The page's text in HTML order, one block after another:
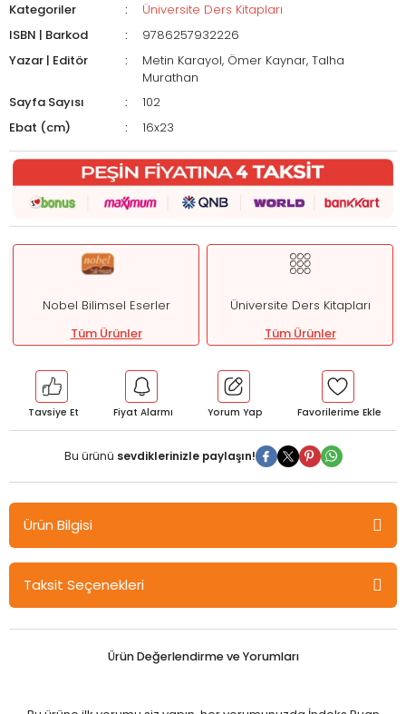
Kategoriler
Üniversite Ders Kitapları
ISBN | Barkod
9786257932226
Yazar | Editör
Metin Karayol, Ömer Kaynar, Talha
Murathan
Sayfa Sayısı
102
Ebat (cm)
16x23
Nobel Bilimsel Eserler
Tüm Ürünler
Üniversite Ders Kitapları
Tüm Ürünler
Tavsiye Et Fiyat Alarmı Yorum Yap
Bu ürünü sevdiklerinizle paylaşın!
Ürün Bilgisi
Nobel Muş Yöresine Ait Geleneksel Oyunlar - Metin Karayol, Ömer
Kaynar, Talha Murathan Nobel Bilimsel Eserler
oyun şekillerini de değiştirmiştir. Eskiden sokaklarda koşup
oynayan çocuklar görüyoruz. Eğitimciler eskiden sokakta
Taksit Seçenekleri
Ürün Değerlendirme ve Yorumları